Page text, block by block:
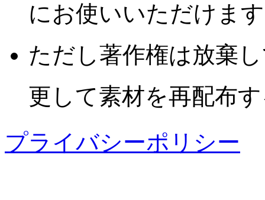
にお使いいただけま
ただし著作権は放棄
更して素材を再配布
プライバシーポリシー